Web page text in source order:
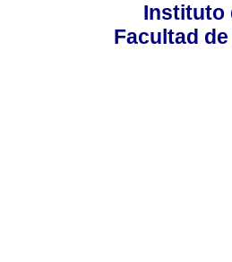
Instituto
Facultad